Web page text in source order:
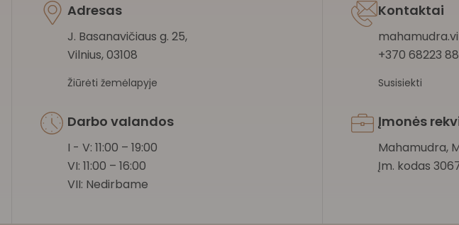
Adresas
J. Basanavičiaus g. 25,
Vilnius, 03108
Žiūrėti žemėlapyje
Darbo valandos
I - V: 11:00 – 19:00
VI: 11:00 – 16:00
VII: Nedirbame
Kontaktai
+370 68223
Susisiekti
Įmonės
Mahamudra,
Įm. kodas